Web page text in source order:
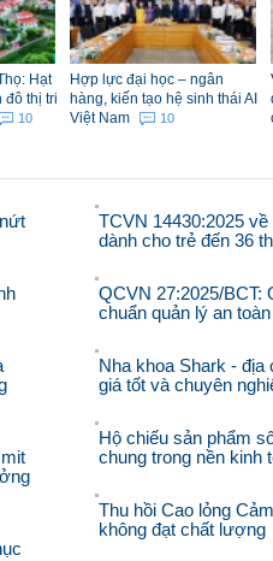
Hạt
đô thị tri
10
Hợp lực đại học – ngân
hàng, kiến tạo hệ sinh thái AI
Việt Nam
10
TCVN 14430:2025
dành cho trẻ đến 36
QCVN 27:2025/BCT:
chuẩn quản lý an
Nha khoa Shark -
giá tốt và chuyên
Hộ chiếu sản phẩm
chung trong nền kinh
Thu hồi Cao lỏng
không đạt chất lượng